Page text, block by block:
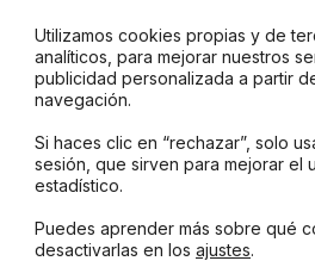
escribir
Utilizamos cookies propias y de
analíticos, para mejorar nuestros
publicidad personalizada a partir
navegación.
Si haces clic en “rechazar”, solo
sesión, que sirven para mejorar el
estadístico.
Puedes aprender más sobre qué
desactivarlas en los ajustes.